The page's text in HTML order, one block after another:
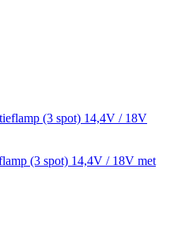
(3 spot) 14,4V / 18V met